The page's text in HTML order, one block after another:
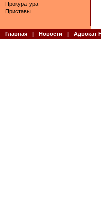
Прокуратура
Приставы
Главная | Новости | Адвокат